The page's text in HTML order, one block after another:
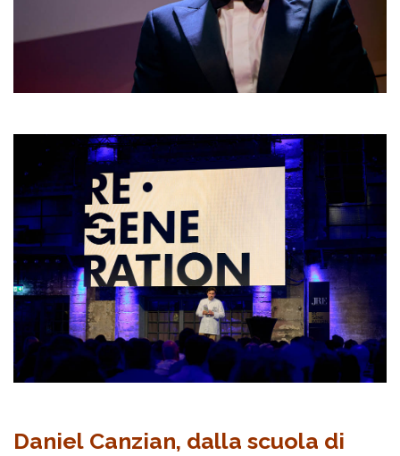
Daniel Canzian, dalla scuola di